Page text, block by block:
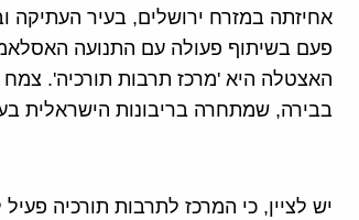
אחיזתה במזרח ירושלים, בעיר העתיקה
פעם בשיתוף פעולה עם התנועה
האצטלה היא 'מרכז תרבות תורכיה'.
בבירה, שמתחרה בריבונות הישראלית
יש לציין, כי המרכז לתרבות תורכיה